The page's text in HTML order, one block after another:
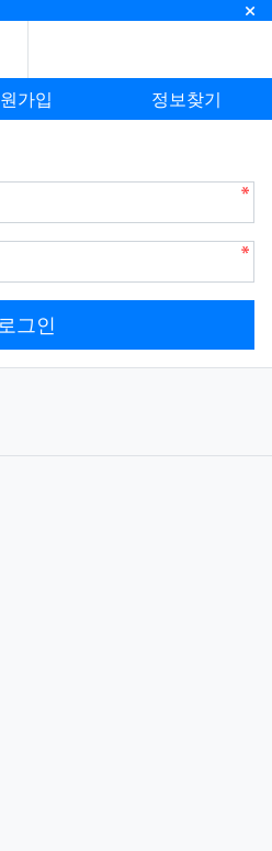
닫
가입 정보찾기
로그인